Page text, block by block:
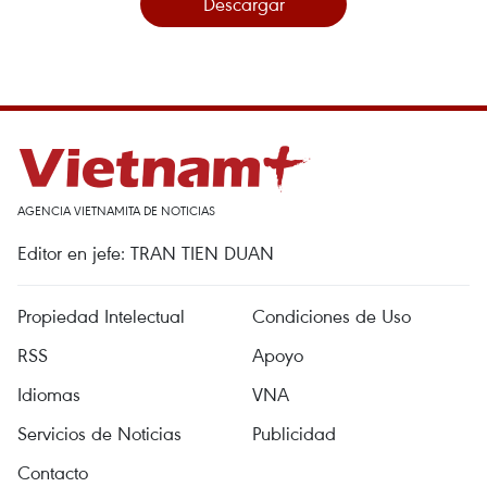
AGENCIA VIETNAMITA DE NOTICIAS
Editor en jefe: TRAN TIEN DUAN
Propiedad Intelectual
Condiciones de Uso
RSS
Apoyo
Idiomas
VNA
Servicios de Noticias
Publicidad
Contacto